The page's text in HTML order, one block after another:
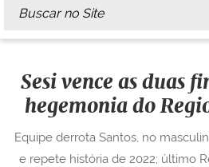
Busca
Busca Avançada…
Sesi vence as duas
hegemonia do
Equipe derrota Santos, no
e repete história de 2022; último